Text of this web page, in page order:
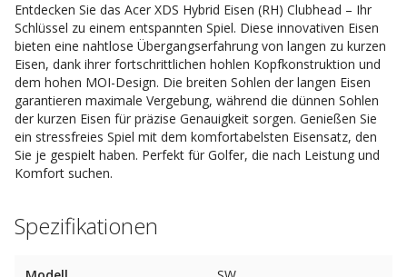
Entdecken Sie das Acer XDS Hybrid Eisen (RH) Clubhead – Ihr
Schlüssel zu einem entspannten Spiel. Diese innovativen Eisen
bieten eine nahtlose Übergangserfahrung von langen zu kurzen
Eisen, dank ihrer fortschrittlichen hohlen Kopfkonstruktion und
dem hohen MOI-Design. Die breiten Sohlen der langen Eisen
garantieren maximale Vergebung, während die dünnen Sohlen
der kurzen Eisen für präzise Genauigkeit sorgen. Genießen Sie
ein stressfreies Spiel mit dem komfortabelsten Eisensatz, den
Sie je gespielt haben. Perfekt für Golfer, die nach Leistung und
Komfort suchen.
Spezifikationen